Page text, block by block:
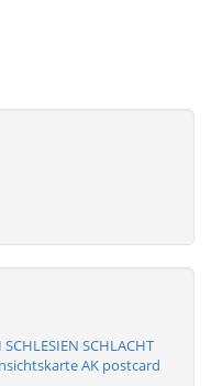
SCHLESIEN SCHLACHT
AK postcard